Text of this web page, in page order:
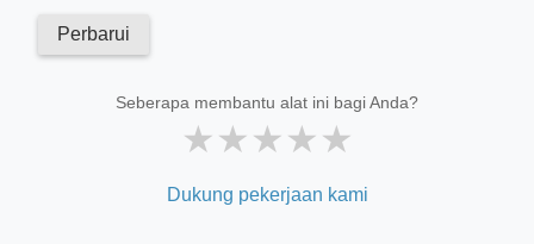
Perbarui
Seberapa membantu alat ini bagi Anda?
★★★★★
Dukung pekerjaan kami